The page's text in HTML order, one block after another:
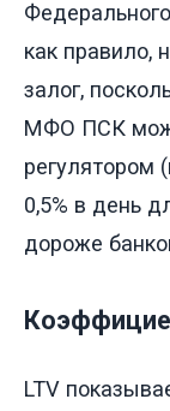
как правило,
залог,
МФО ПСК
регулятором
0,5% в день
дороже
LTV